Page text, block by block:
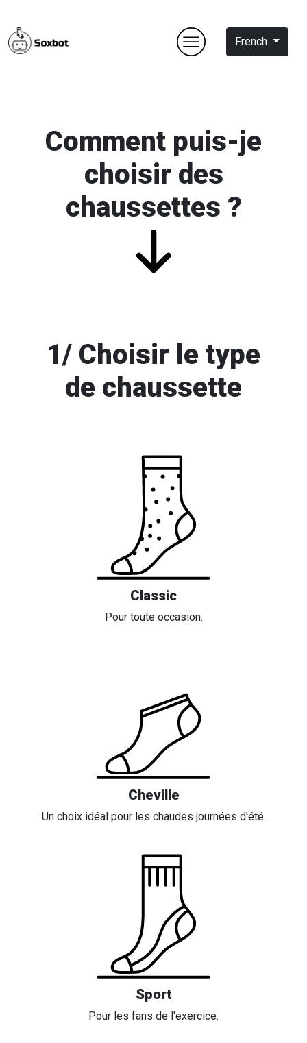
French
Comment puis-je
choisir des
chaussettes ?
1/ Choisir le type
de chaussette
Classic
Pour toute occasion.
Cheville
Un choix idéal pour les chaudes journées d'été.
Sport
Pour les fans de l'exercice.